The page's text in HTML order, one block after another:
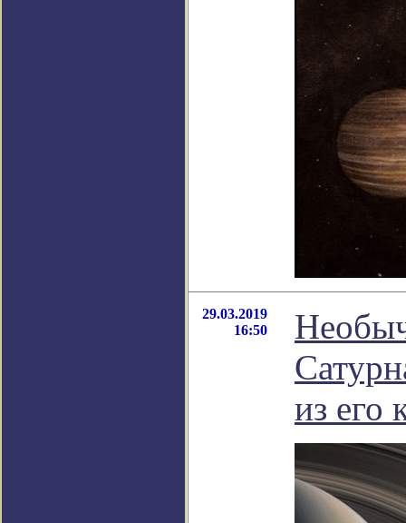
29.03.2019
16:50
из его